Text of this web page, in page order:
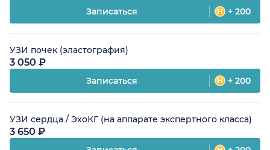
Записаться + 200
УЗИ почек (эластография)
3 050 ₽
Записаться + 200
УЗИ сердца / ЭхоКГ (на аппарате экспертного класса)
3 650 ₽